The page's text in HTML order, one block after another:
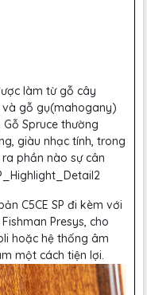
làm từ gỗ cây
gỗ gụ(mahogany)
Spruce thường
giàu nhạc tính, trong
phần nào sự cân
C5CE SP đi kèm với
Presys, cho
hoặc hệ thống âm
một cách tiện lợi.